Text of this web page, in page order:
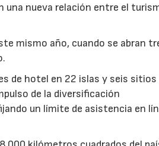
una nueva relación entre el
mismo año, cuando se abran
de hotel en 22 islas y seis sitios
de la diversificación
un límite de asistencia en